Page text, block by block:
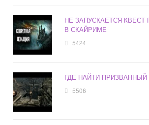
НЕ ЗАПУСКАЕТСЯ КВЕСТ
В СКАЙРИМЕ
5424
ГДЕ НАЙТИ
5506